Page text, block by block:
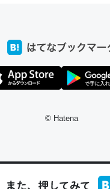
© Hatena